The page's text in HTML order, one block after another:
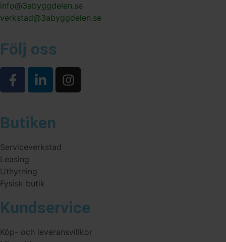
info@3abyggdelen.se
verkstad@3abyggdelen.se
Följ oss
Butiken
Serviceverkstad
Leasing
Uthyrning
Fysisk butik
Kundservice
Köp- och leveransvillkor